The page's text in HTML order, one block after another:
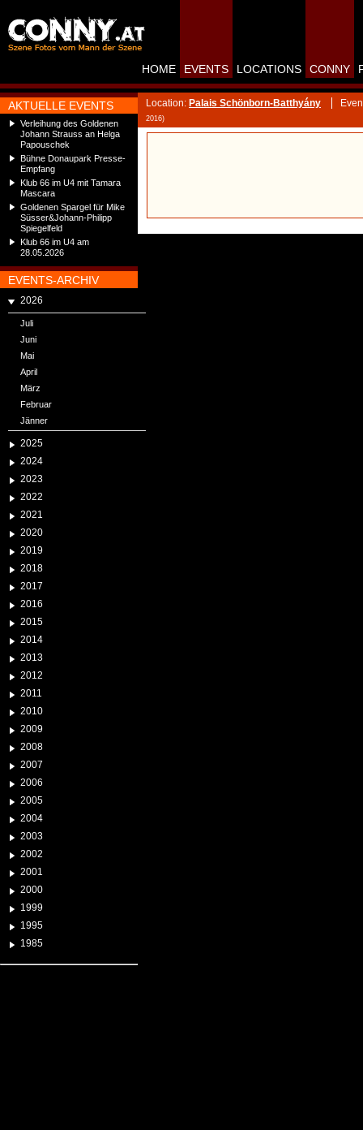
AKTUELLE EVENTS
Verleihung des Goldenen
Johann Strauss an Helga
Papouschek
Bühne Donaupark Presse-
Empfang
Klub 66 im U4 mit Tamara
Mascara
Goldenen Spargel für Mike
Süsser&Johann-Philipp
Spiegelfeld
Klub 66 im U4 am
28.05.2026
EVENTS-ARCHIV
2026
Juli
Juni
Mai
April
März
Februar
Jänner
2025
2024
2023
2022
2021
2020
2019
2018
2017
2016
2015
2014
2013
2012
2011
2010
2009
2008
2007
2006
2005
2004
2003
2002
2001
2000
1999
1995
1985
HOME EVENTS LOCATIONS CONNY
Location: Palais Schönborn-Batthyány
2016)